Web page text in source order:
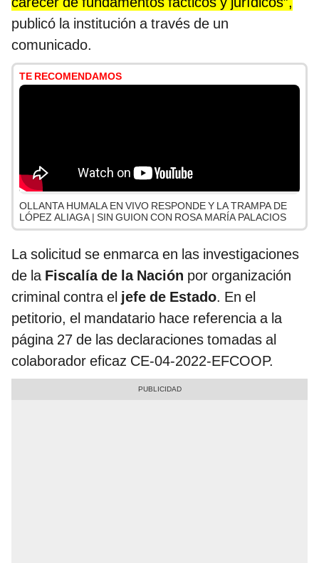
publicó la institución a través de un
comunicado.
TE RECOMENDAMOS
OLLANTA HUMALA EN VIVO RESPONDE Y LA TRAMPA DE
LÓPEZ ALIAGA | SIN GUION CON ROSA MARÍA PALACIOS
La solicitud se enmarca en las investigaciones
de la Fiscalía de la Nación por organización
criminal contra el jefe de Estado. En el
petitorio, el mandatario hace referencia a la
página 27 de las declaraciones tomadas al
colaborador eficaz CE-04-2022-EFCOOP.